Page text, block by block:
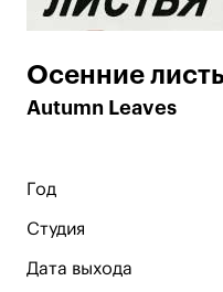
Осенние
Autumn Leaves
Год
Студия
Дата выхода